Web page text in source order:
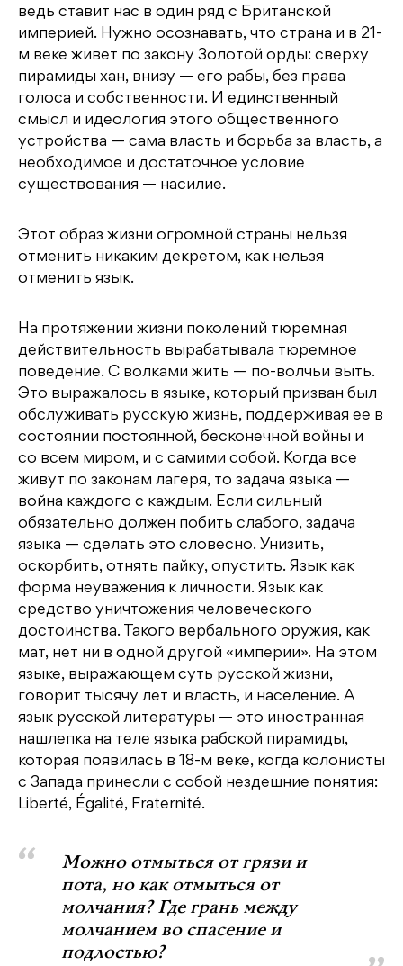
ведь ставит нас в один ряд с Британской
империей. Нужно осознавать, что страна и в 21-
м веке живет по закону Золотой орды: сверху
пирамиды хан, внизу — его рабы, без права
голоса и собственности. И единственный
смысл и идеология этого общественного
устройства — сама власть и борьба за власть, а
необходимое и достаточное условие
существования — насилие.
Этот образ жизни огромной страны нельзя
отменить никаким декретом, как нельзя
отменить язык.
На протяжении жизни поколений тюремная
действительность вырабатывала тюремное
поведение. С волками жить — по-волчьи выть.
Это выражалось в языке, который призван был
обслуживать русскую жизнь, поддерживая ее в
состоянии постоянной, бесконечной войны и
со всем миром, и с самими собой. Когда все
живут по законам лагеря, то задача языка —
война каждого с каждым. Если сильный
обязательно должен побить слабого, задача
языка — сделать это словесно. Унизить,
оскорбить, отнять пайку, опустить. Язык как
форма неуважения к личности. Язык как
средство уничтожения человеческого
достоинства. Такого вербального оружия, как
мат, нет ни в одной другой «империи». На этом
языке, выражающем суть русской жизни,
говорит тысячу лет и власть, и население. А
язык русской литературы — это иностранная
нашлепка на теле языка рабской пирамиды,
которая появилась в 18-м веке, когда колонисты
с Запада принесли с собой нездешние понятия:
Liberté, Égalité, Fraternité.
Можно отмыться от грязи и
пота, но как отмыться от
молчания? Где грань между
молчанием во спасение и
подлостью?